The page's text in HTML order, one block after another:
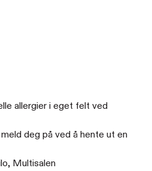
allergier i eget felt ved
deg på ved å hente ut en
Multisalen